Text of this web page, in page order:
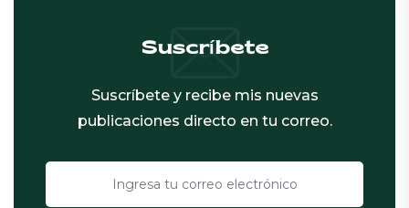
Suscríbete
Suscríbete y recibe mis nuevas
publicaciones directo en tu correo.